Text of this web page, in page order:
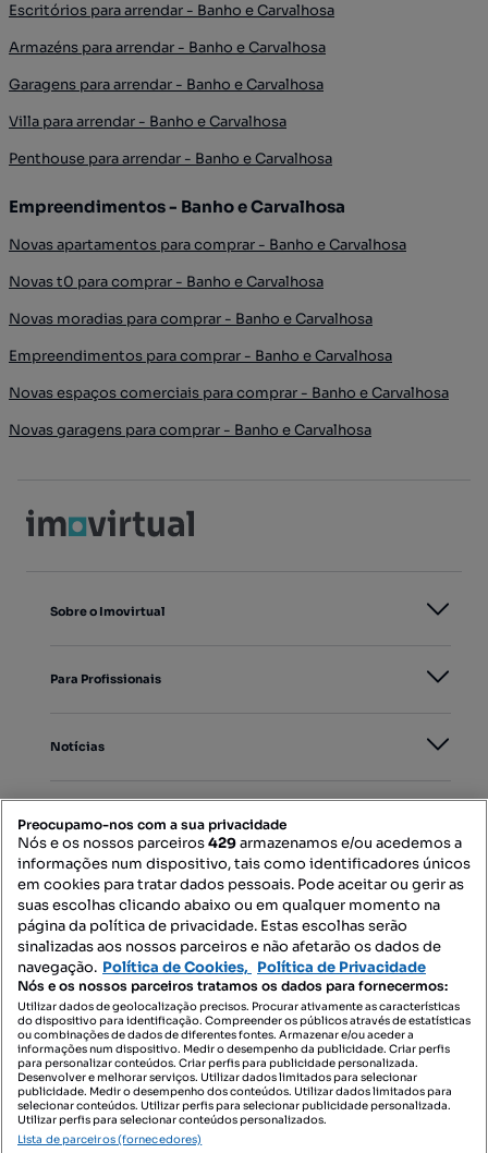
Escritórios para arrendar - Banho e Carvalhosa
Armazéns para arrendar - Banho e Carvalhosa
Garagens para arrendar - Banho e Carvalhosa
Villa para arrendar - Banho e Carvalhosa
Penthouse para arrendar - Banho e Carvalhosa
Empreendimentos - Banho e Carvalhosa
Novas apartamentos para comprar - Banho e Carvalhosa
Novas t0 para comprar - Banho e Carvalhosa
Novas moradias para comprar - Banho e Carvalhosa
Empreendimentos para comprar - Banho e Carvalhosa
Novas espaços comerciais para comprar - Banho e Carvalhosa
Novas garagens para comprar - Banho e Carvalhosa
Sobre o Imovirtual
Para Profissionais
Notícias
Mapa do Site
Contacte-nos
SIGA-NOS:
DESCARREGAR NA:
Preocupamo-nos com a sua privacidade
Nós e os nossos parceiros429armazenamos e/ou acedemos a
informações num dispositivo, tais como identificadores únicos
em cookies para tratar dados pessoais. Pode aceitar ou gerir as
suas escolhas clicando abaixo ou em qualquer momento na
página da política de privacidade. Estas escolhas serão
sinalizadas aos nossos parceiros e não afetarão os dados de
navegação. Política de Cookies, Política de Privacidade
Nós e os nossos parceiros tratamos os dados para fornecermos:
Utilizar dados de geolocalização precisos. Procurar ativamente as características
do dispositivo para identificação. Compreender os públicos através de estatísticas
ou combinações de dados de diferentes fontes. Armazenar e/ou aceder a
informações num dispositivo. Medir o desempenho da publicidade. Criar perfis
para personalizar conteúdos. Criar perfis para publicidade personalizada.
Desenvolver e melhorar serviços. Utilizar dados limitados para selecionar
publicidade. Medir o desempenho dos conteúdos. Utilizar dados limitados para
selecionar conteúdos. Utilizar perfis para selecionar publicidade personalizada.
Utilizar perfis para selecionar conteúdos personalizados.
Lista de parceiros (fornecedores)